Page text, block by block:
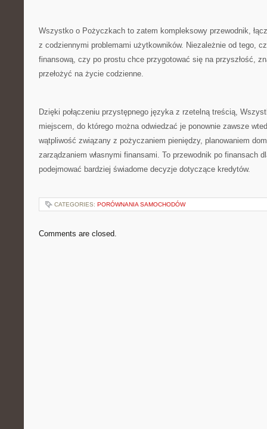
Wszystko o Pożyczkach to zatem kompleksowy przewodnik,
z codziennymi problemami użytkowników. Niezależnie od tego,
finansową, czy po prostu chce przygotować się na przyszłość,
przełożyć na życie codzienne.
Dzięki połączeniu przystępnego języka z rzetelną treścią,
miejscem, do którego można odwiedzać je ponownie zawsze
wątpliwość związany z pożyczaniem pieniędzy, planowaniem
zarządzaniem własnymi finansami. To przewodnik po finansach
podejmować bardziej świadome decyzje dotyczące kredytów.
CATEGORIES: PORÓWNANIA SAMOCHODÓW
Comments are closed.